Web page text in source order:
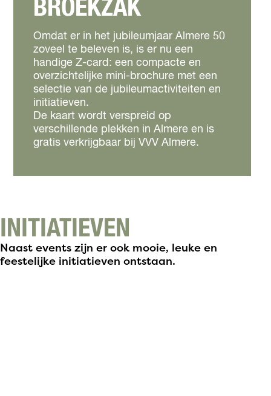
BROEKZAK
Omdat er in het jubileumjaar Almere 50
zoveel te beleven is, is er nu een
handige Z-card: een compacte en
overzichtelijke mini-brochure met een
selectie van de jubileumactiviteiten en
initiatieven.
De kaart wordt verspreid op
verschillende plekken in Almere en is
gratis verkrijgbaar bij VVV Almere.
INITIATIEVEN
Naast events zijn er ook mooie, leuke en
feestelijke initiatieven ontstaan.